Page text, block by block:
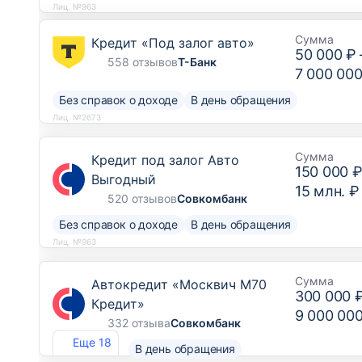
Лиц. №963
Кредит «Под залог авто»
558 отзывовТ-Банк
Сумма
50 000 ₽
7 000
Без справок о доходе В день обращения
Лиц. №2673
Кредит под залог Авто
Выгодный
520 отзывовСовкомбанк
Сумма
150 000 ₽
15 млн. ₽
Без справок о доходе В день обращения
Лиц. №963
Еще 18
Автокредит «Москвич М70
Кредит»
332 отзываСовкомбанк
Сумма
300 000
9 000
В день обращения